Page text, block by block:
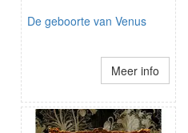
De geboorte van Venus
Meer info